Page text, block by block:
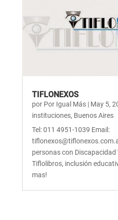
TIFLONEXOS
por Por Igual Más| May 5,
instituciones, Buenos Aires
Tel: 011 4951-1039 Email:
personas con Discapacidad
Tiflolibros, inclusión
mas!